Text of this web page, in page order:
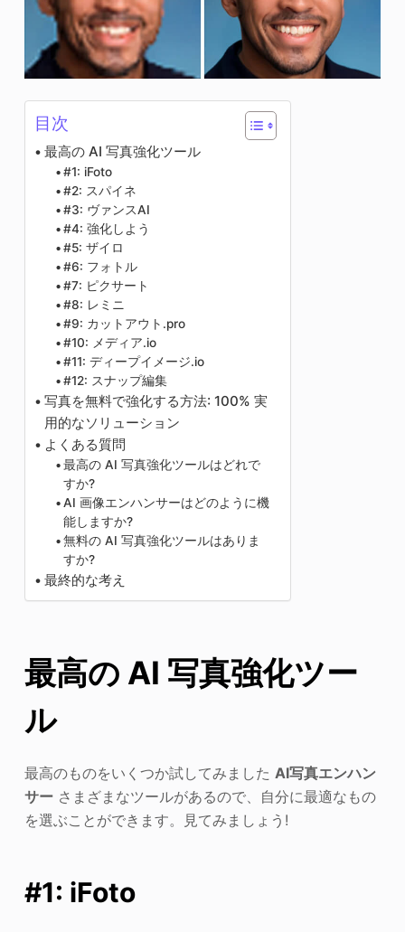
目次
最高の AI 写真強化ツール
#1: iFoto
#2: スパイネ
#3: ヴァンスAI
#4: 強化しよう
#5: ザイロ
#6: フォトル
#7: ピクサート
#8: レミニ
#9: カットアウト.pro
#10: メディア.io
#11: ディープイメージ.io
#12: スナップ編集
写真を無料で強化する方法: 100% 実
用的なソリューション
よくある質問
最高の AI 写真強化ツールはどれで
すか?
AI 画像エンハンサーはどのように機
能しますか?
無料の AI 写真強化ツールはありま
すか?
最終的な考え
最高の AI 写真強化ツー
ル
最高のものをいくつか試してみました AI写真エンハン
サーさまざまなツールがあるので、自分に最適なもの
を選ぶことができます。見てみましょう!
#1: iFoto